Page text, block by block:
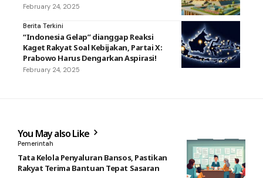
February 24, 2025
Berita Terkini
“Indonesia Gelap” dianggap Reaksi
Kaget Rakyat Soal Kebijakan, Partai X:
Prabowo Harus Dengarkan Aspirasi!
February 24, 2025
You May also Like
Pemerintah
Tata Kelola Penyaluran Bansos, Pastikan
Rakyat Terima Bantuan Tepat Sasaran